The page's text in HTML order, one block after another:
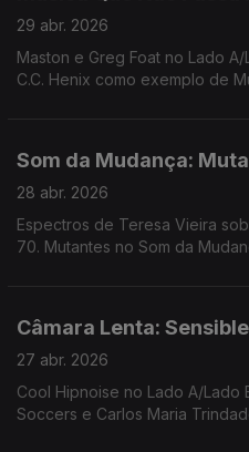
29 abr. 2026
Maston e Greg Foat no Lado
C.C. Henix como exemplo de
Som da Mudança:
28 abr. 2026
Espectros de Teresa Vieira
70. Mutantes no Som da
Câmara Lenta:
27 abr. 2026
Cool Hipnoise no Lado A/Lado
Soccers e Carlos Maria